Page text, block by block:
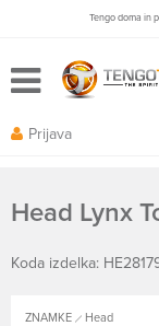
Tengo doma in
Prijava
Head Lynx
Koda izdelka:
ZNAMKE Head